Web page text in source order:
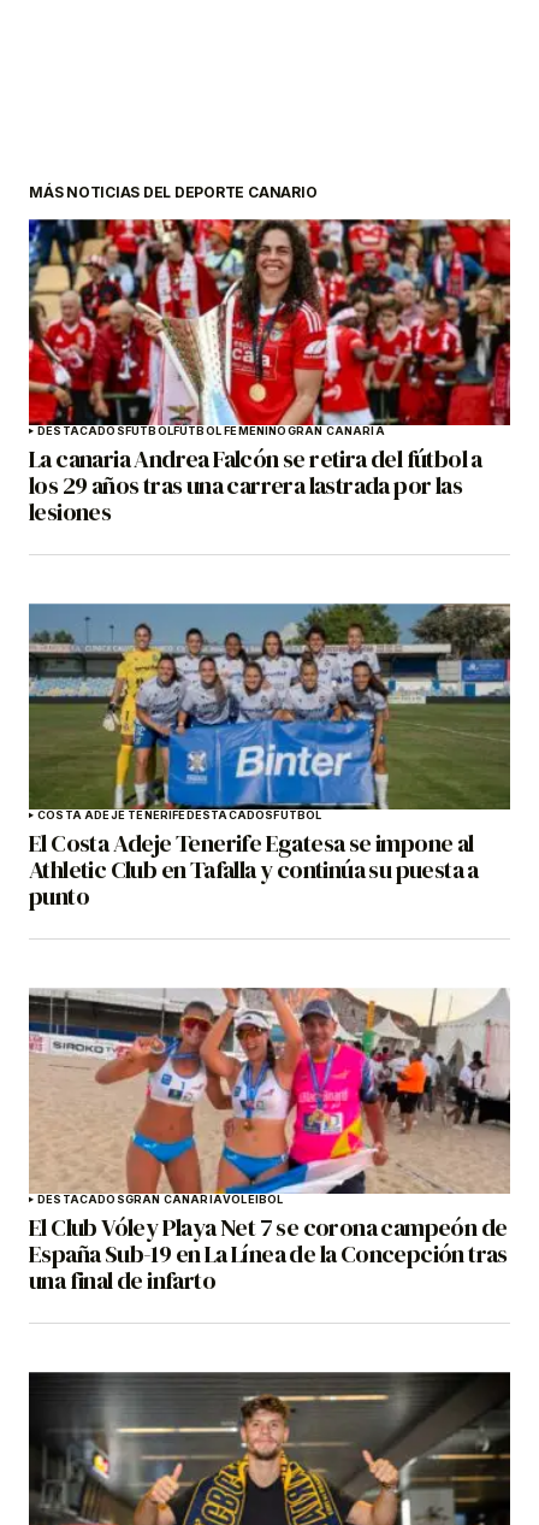
MÁS NOTICIAS DEL DEPORTE CANARIO
DESTACADOSFÚTBOLFÚTBOL FEMENINOGRAN CANARIA
La canaria Andrea Falcón se retira del fútbol a
los 29 años tras una carrera lastrada por las
lesiones
COSTA ADEJE TENERIFEDESTACADOSFÚTBOL
El Costa Adeje Tenerife Egatesa se impone al
Athletic Club en Tafalla y continúa su puesta a
punto
DESTACADOSGRAN CANARIAVOLEIBOL
El Club Vóley Playa Net 7 se corona campeón de
España Sub-19 en La Línea de la Concepción tras
una final de infarto